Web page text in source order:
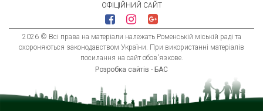
ОФІЦІЙНИЙ САЙТ
2026 © Всі права на матеріали належать Роменській міській раді та
охороняються законодавством України. При використанні матеріалів
посилання на сайт обов'язкове.
Розробка сайтів - БАС